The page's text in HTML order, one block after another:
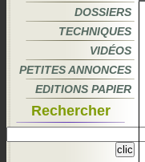
DOSSIERS
TECHNIQUES
VIDÉOS
PETITES ANNONCES
EDITIONS PAPIER
Rechercher